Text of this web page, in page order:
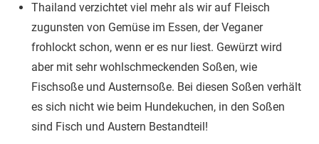
Thailand verzichtet viel mehr als wir auf Fleisch
zugunsten von Gemüse im Essen, der Veganer
frohlockt schon, wenn er es nur liest. Gewürzt wird
aber mit sehr wohlschmeckenden Soßen, wie
Fischsoße und Austernsoße. Bei diesen Soßen verhält
es sich nicht wie beim Hundekuchen, in den Soßen
sind Fisch und Austern Bestandteil!